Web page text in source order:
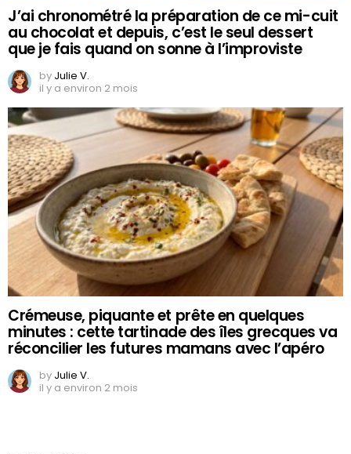
J’ai chronométré la préparation de ce mi-cuit
au chocolat et depuis, c’est le seul dessert
que je fais quand on sonne à l’improviste
by Julie V.
il y a environ 2 mois
Crémeuse, piquante et prête en quelques
minutes : cette tartinade des îles grecques va
réconcilier les futures mamans avec l’apéro
by Julie V.
il y a environ 2 mois